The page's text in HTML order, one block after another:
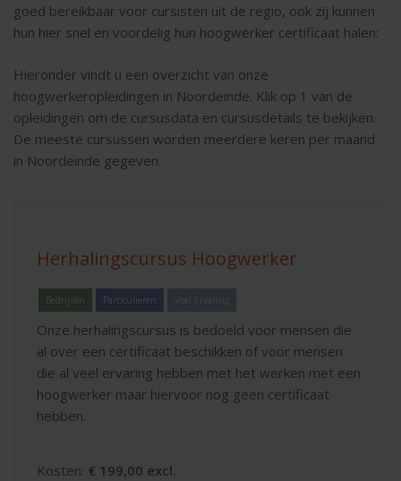
goed bereikbaar voor cursisten uit de regio, ook zij kunnen
hun hier snel en voordelig hun hoogwerker certificaat halen:
Hieronder vindt u een overzicht van onze
hoogwerkeropleidingen in Noordeinde. Klik op 1 van de
opleidingen om de cursusdata en cursusdetails te bekijken.
De meeste cursussen worden meerdere keren per maand
in Noordeinde gegeven.
Herhalingscursus Hoogwerker
Bedrijven Particulieren Veel Ervaring
Onze herhalingscursus is bedoeld voor mensen die
al over een certificaat beschikken of voor mensen
die al veel ervaring hebben met het werken met een
hoogwerker maar hiervoor nog geen certificaat
hebben.
Kosten: € 199,00 excl.